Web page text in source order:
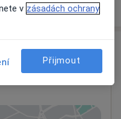
v zásadách ochrany
Přijmout